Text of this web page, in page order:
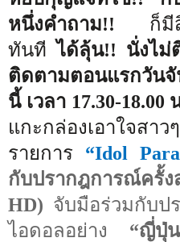
หนึ่งคำถาม!!
ก็มี
ทันทีได้ลุ้น!! นั่งไม่
ติดตามตอนแรกวันจั
นี้ เวลา 17.30-18.00
แกะกล่องเอาใจส
รายการ
“Idol
กับปรากฎการณ์ครั้
HD) จับมือร่วมกับป
ไอดอลอย่าง “ญี่ปุ่